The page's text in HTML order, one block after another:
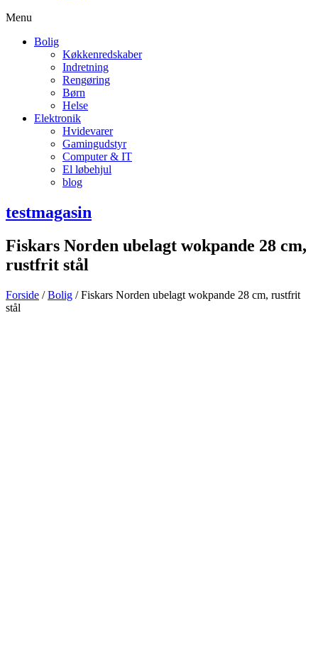
Menu
Bolig
Køkkenredskaber
Indretning
Rengøring
Børn
Helse
Elektronik
Hvidevarer
Gamingudstyr
Computer & IT
El løbehjul
blog
testmagasin
Fiskars Norden ubelagt wokpande 28 cm,
rustfrit stål
Forside /Bolig / Fiskars Norden ubelagt wokpande 28 cm, rustfrit
stål